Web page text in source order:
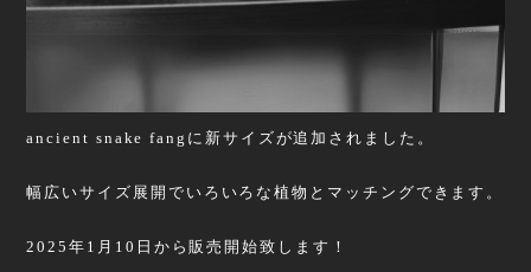
ancient snake fangに新サイズが追加されました。
幅広いサイズ展開でいろいろな植物とマッチングできます。
2025年1月10日から販売開始致します！